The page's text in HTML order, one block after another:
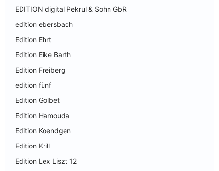
EDITION digital Pekrul & Sohn GbR
edition ebersbach
Edition Ehrt
Edition Eike Barth
Edition Freiberg
edition fünf
Edition Golbet
Edition Hamouda
Edition Koendgen
Edition Krill
Edition Lex Liszt 12